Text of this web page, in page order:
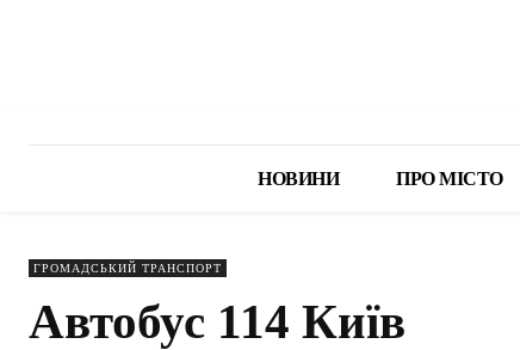
НОВИНИ ПРО МІСТО
ГРОМАДСЬКИЙ ТРАНСПОРТ
Автобус 114 Київ